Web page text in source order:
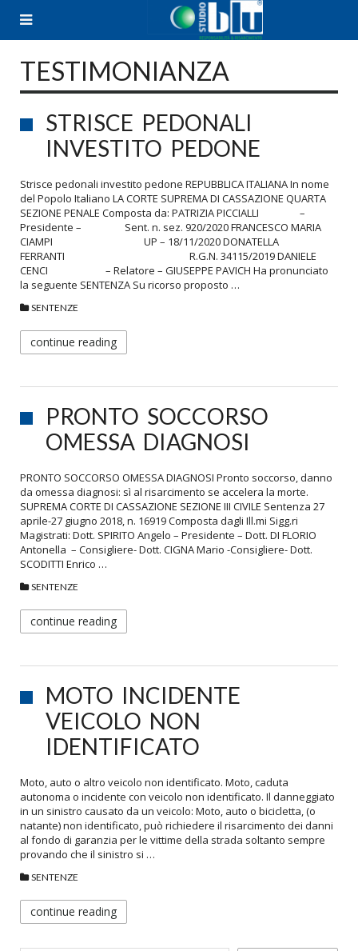
TESTIMONIANZA
STRISCE PEDONALI
INVESTITO PEDONE
Strisce pedonali investito pedone REPUBBLICA ITALIANA In nome
del Popolo Italiano LA CORTE SUPREMA DI CASSAZIONE QUARTA
SEZIONE PENALE Composta da: PATRIZIA PICCIALLI –
Presidente – Sent. n. sez. 920/2020 FRANCESCO MARIA
CIAMPI UP – 18/11/2020 DONATELLA
FERRANTI R.G.N. 34115/2019 DANIELE
CENCI – Relatore – GIUSEPPE PAVICH Ha pronunciato
la seguente SENTENZA Su ricorso proposto …
SENTENZE
continue reading
PRONTO SOCCORSO
OMESSA DIAGNOSI
PRONTO SOCCORSO OMESSA DIAGNOSI Pronto soccorso, danno
da omessa diagnosi: sì al risarcimento se accelera la morte.
SUPREMA CORTE DI CASSAZIONE SEZIONE III CIVILE Sentenza 27
aprile-27 giugno 2018, n. 16919 Composta dagli Ill.mi Sigg.ri
Magistrati: Dott. SPIRITO Angelo – Presidente – Dott. DI FLORIO
Antonella – Consigliere- Dott. CIGNA Mario -Consigliere- Dott.
SCODITTI Enrico …
SENTENZE
continue reading
MOTO INCIDENTE
VEICOLO NON
IDENTIFICATO
Moto, auto o altro veicolo non identificato. Moto, caduta
autonoma o incidente con veicolo non identificato. Il danneggiato
in un sinistro causato da un veicolo: Moto, auto o bicicletta, (o
natante) non identificato, può richiedere il risarcimento dei danni
al fondo di garanzia per le vittime della strada soltanto sempre
provando che il sinistro si …
SENTENZE
continue reading